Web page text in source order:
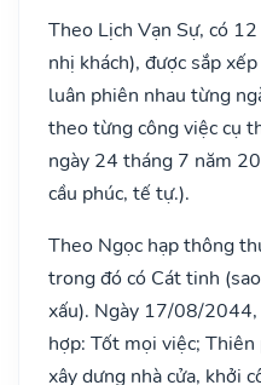
Theo Lịch Vạn Sự, có
nhị khách), được sắp
luân phiên nhau từng
theo từng công việc cụ
ngày 24 tháng 7 năm
cầu phúc, tế tự.).
Theo Ngọc hạp thông
trong đó có Cát tinh
xấu). Ngày 17/08/
hợp: Tốt mọi việc;
xây dựng nhà cửa, khởi